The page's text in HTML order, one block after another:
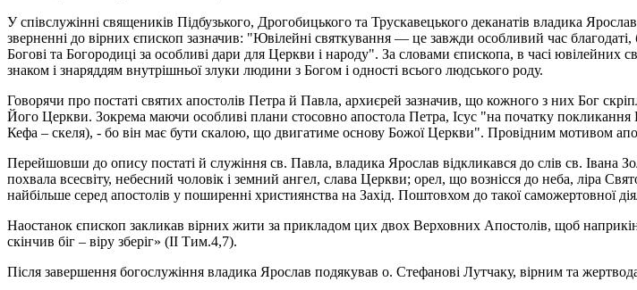
У співслужінні священиків Підбузького, Дрогобицького та Трускавецького деканатів владика
зверненні до вірних єпископ зазначив: "Ювілейні святкування — це завжди особливий час
Богові та Богородиці за особливі дари для Церкви і народу". За словами єпископа, в часі ювілейних
знаком і знаряддям внутрішньої злуки людини з Богом і одності всього людського роду.
Говорячи про постаті святих апостолів Петра й Павла, архиєрей зазначив, що кожного з них Бог
Його Церкви. Зокрема маючи особливі плани стосовно апостола Петра, Ісус "на початку
Кефа – скеля), - бо він має бути скалою, що двигатиме основу Божої Церкви". Провідним мотивом
Перейшовши до опису постаті й служіння св. Павла, владика Ярослав відкликався до слів св.
похвала всесвіту, небесний чоловік і земний ангел, слава Церкви; орел, що вознісся до неба, ліра
найбільше серед апостолів у поширенні християнства на Захід. Поштовхом до такої саможертовної
Наостанок єпископ закликав вірних жити за прикладом цих двох Верховних Апостолів, щоб
скінчив біг – віру зберіг» (ІІ Тим.4,7).
Після завершення богослужіння владика Ярослав подякував о. Стефанові Лутчаку, вірним та